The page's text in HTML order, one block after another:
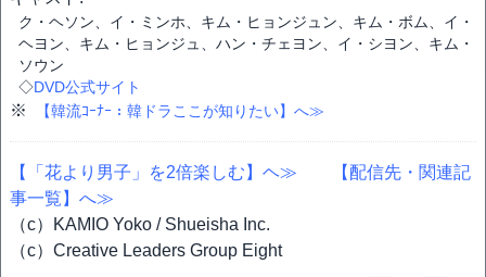
ク・ヘソン、イ・ミンホ、キム・ヒョンジュン、キム・ボム、イ・
ヘヨン、キム・ヒョンジュ、ハン・チェヨン、イ・シヨン、キム・
ソウン
◇DVD公式サイト
※ 【韓流ｺｰﾅｰ：韓ドラここが知りたい】へ≫
【「花より男子」を2倍楽しむ】ヘ≫
【配信先・関連記
事一覧】へ≫
（c）KAMIO Yoko / Shueisha Inc.
（c）Creative Leaders Group Eight